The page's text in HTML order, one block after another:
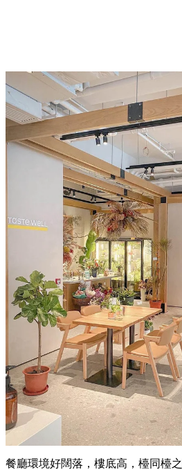
餐廳環境好闊落，樓底高，檯同檯